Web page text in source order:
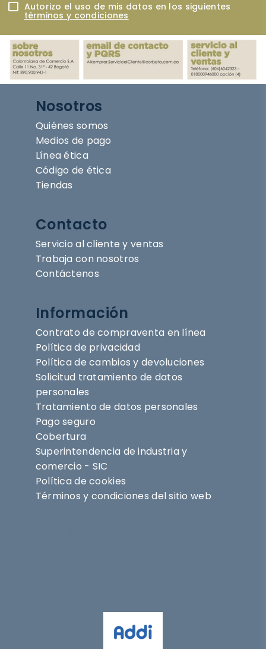
Autorizo el uso de mis datos en los siguientes
términos y condiciones
Nosotros
Quiénes somos
Medios de pago
Línea ética
Código de ética
Tiendas
Contacto
Servicio al cliente y ventas
Trabaja con nosotros
Contáctenos
Información
Contrato de compraventa en línea
Política de privacidad
Política de cambios y devoluciones
Solicitud tratamiento de datos
personales
Tratamiento de datos personales
Pago seguro
Cobertura
Superintendencia de industria y
comercio - SIC
Política de cookies
Términos y condiciones del sitio web